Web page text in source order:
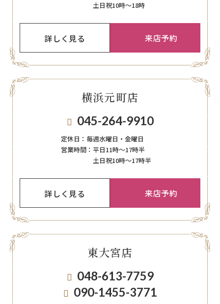
土日祝10時～18時
詳しく見る 来店予約
横浜元町店
045-264-9910
定休日： 毎週⽔曜⽇‧⾦曜⽇
営業時間： 平日11時～17時半
土日祝10時～17時半
詳しく見る 来店予約
東大宮店
048-613-7759
090-1455-3771